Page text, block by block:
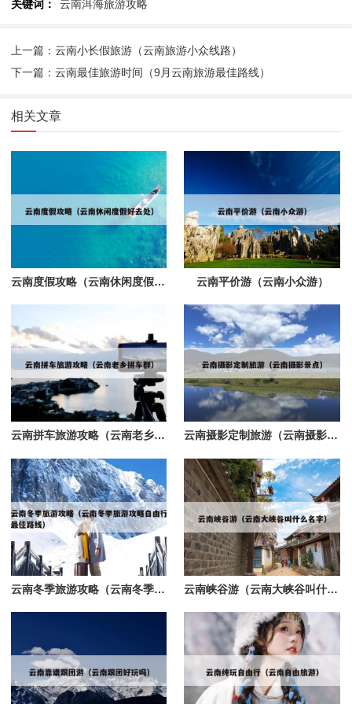
关键词： 云南洱海旅游攻略
上一篇：云南小长假旅游（云南旅游小众线路）
下一篇：云南最佳旅游时间（9月云南旅游最佳路线）
相关文章
云南度假攻略（云南休闲度假好去处） 云南平价游（云南小众游）
云南拼车旅游攻略（云南老乡拼车群） 云南摄影定制旅游（云南摄影景点）
云南冬季旅游攻略（云南冬季旅游攻略自由行最佳路线） 云南峡谷游（云南大峡谷叫什么名字）